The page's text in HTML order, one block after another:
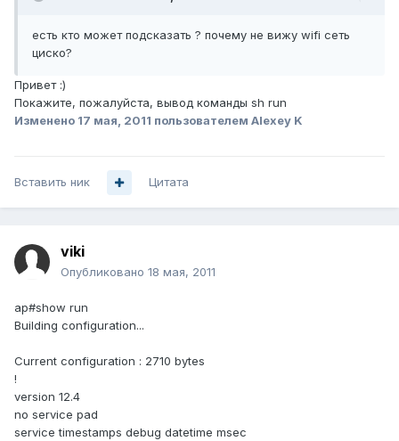
есть кто может подсказать ? почему не вижу wifi сеть
циско?
Привет :)
Покажите, пожалуйста, вывод команды sh run
Изменено 17 мая, 2011 пользователем Alexey K
Вставить ник Цитата
viki
Опубликовано 18 мая, 2011
ap#show run
Building configuration...
Current configuration : 2710 bytes
!
version 12.4
no service pad
service timestamps debug datetime msec